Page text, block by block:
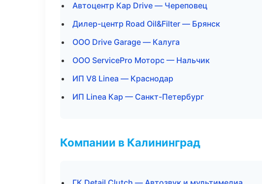
Автоцентр Кар Drive — Череповец
Дилер-центр Road Oil&Filter — Брянск
ООО Drive Garage — Калуга
ООО ServicePro Моторс — Нальчик
ИП V8 Linea — Краснодар
ИП Linea Кар — Санкт-Петербург
Компании в Калининград